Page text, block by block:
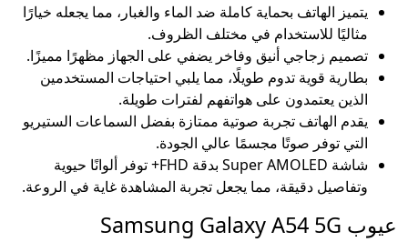
يتميز الهاتف بحماية كاملة ضد الماء والغبار، مما يجعله خيارًا
مثاليًا للاستخدام في مختلف الظروف.
تصميم زجاجي أنيق وفاخر يضفي على الجهاز مظهرًا مميزًا.
بطارية قوية تدوم طويلًا، مما يلبي احتياجات المستخدمين
الذين يعتمدون على هواتفهم لفترات طويلة.
يقدم الهاتف تجربة صوتية ممتازة بفضل السماعات الستيريو
التي توفر صوتًا مجسمًا عالي الجودة.
شاشة Super AMOLED بدقة FHD+ توفر ألوانًا حيوية
وتفاصيل دقيقة، مما يجعل تجربة المشاهدة غاية في الروعة.
عيوب Samsung Galaxy A54 5G